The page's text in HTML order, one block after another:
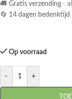
🚚 Gratis verzending -
🔄 14 dagen bedenktijd
Op voorraad
- +